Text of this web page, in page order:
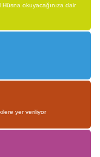
okuyacağınıza dair
yer veriliyor